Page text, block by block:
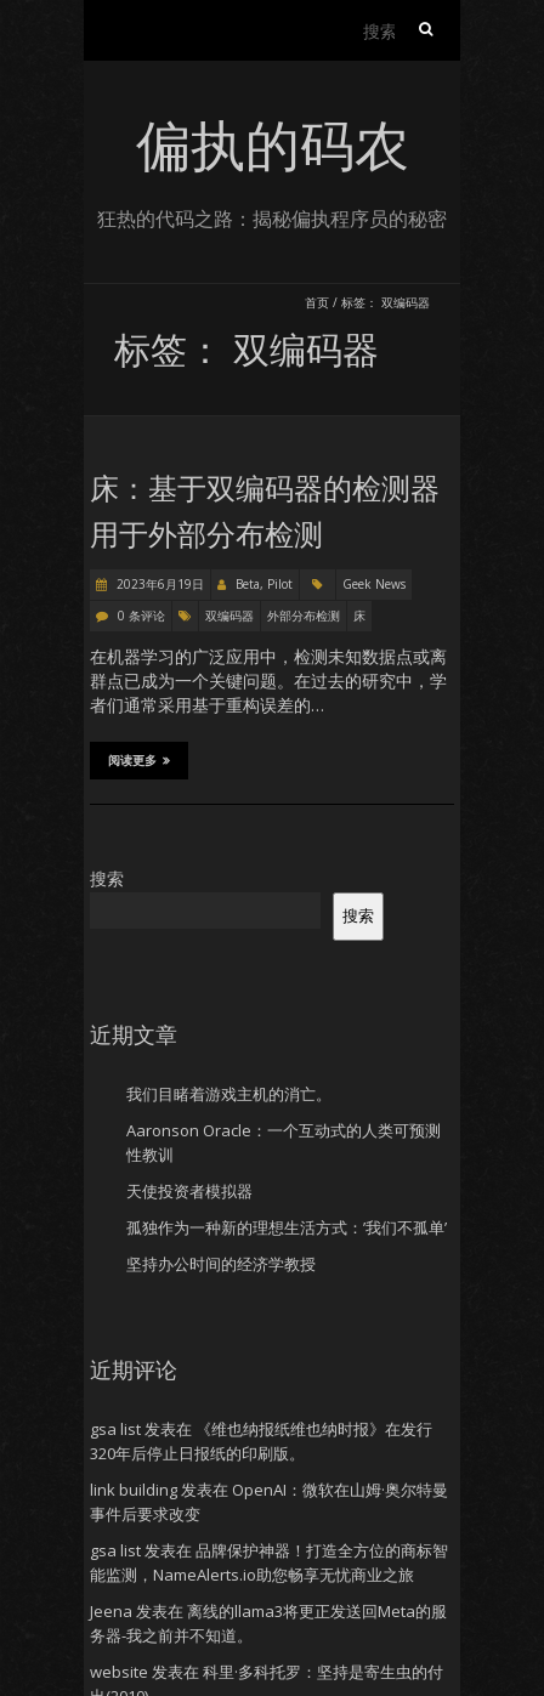
偏执的码农
狂热的代码之路：揭秘偏执程序员的秘密
首页 / 标签： 双编码器
标签： 双编码器
床：基于双编码器的检测器
用于外部分布检测
2023年6月19日 Beta, Pilot
Geek News
0 条评论
双编码器 外部分布检测 床
在机器学习的广泛应用中，检测未知数据点或离
群点已成为一个关键问题。在过去的研究中，学
者们通常采用基于重构误差的…
阅读更多
搜索
搜索
近期文章
我们目睹着游戏主机的消亡。
Aaronson Oracle：一个互动式的人类可预测
性教训
天使投资者模拟器
孤独作为一种新的理想生活方式：’我们不孤单’
坚持办公时间的经济学教授
近期评论
gsa list发表在
《维也纳报纸维也纳时报》在发行
320年后停止日报纸的印刷版。
link building发表在 OpenAI：微软在山姆·奥尔特曼
事件后要求改变
gsa list发表在 品牌保护神器！打造全方位的商标智
能监测，NameAlerts.io助您畅享无忧商业之旅
Jeena 发表在 离线的llama3将更正发送回Meta的服
务器-我之前并不知道。
website 发表在 科里·多科托罗：坚持是寄生虫的付